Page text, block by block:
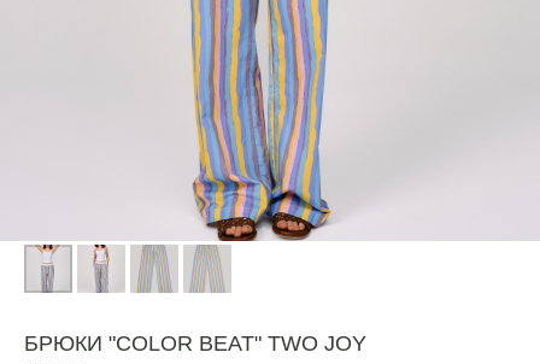
БРЮКИ "COLOR BEAT" TWO JOY